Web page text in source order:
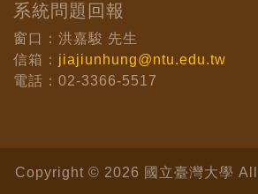
系統問題回報
窗口：洪嘉駿 先生
信箱： jiajiunhung@ntu.edu.tw
電話：02-3366-5517
Copyright © 2026 國立臺灣大學